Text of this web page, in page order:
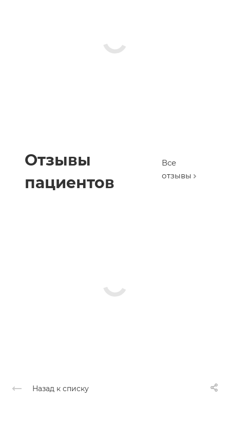
Отзывы
пациентов
Все
отзывы
Назад к списку